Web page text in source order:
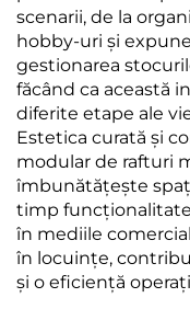
scenarii, de la
hobby-uri și
gestionarea
făcând ca această
diferite etape ale
Estetica curată și
modular de rafturi
îmbunătățește
timp
în mediile
în locuințe,
și o eficiență